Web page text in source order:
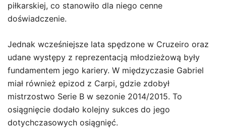
piłkarskiej, co stanowiło dla niego cenne
doświadczenie.
Jednak wcześniejsze lata spędzone w Cruzeiro oraz
udane występy z reprezentacją młodzieżową były
fundamentem jego kariery. W międzyczasie Gabriel
miał również epizod z Carpi, gdzie zdobył
mistrzostwo Serie B w sezonie 2014/2015. To
osiągnięcie dodało kolejny sukces do jego
dotychczasowych osiągnięć.